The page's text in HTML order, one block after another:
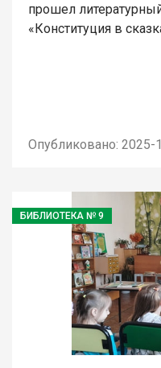
прошел
«Конституция в
Опубликовано: 2025-
БИБЛИОТЕКА № 9